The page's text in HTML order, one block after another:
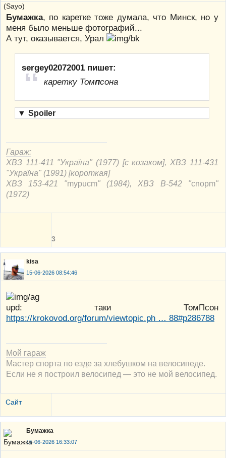
Бумажка, по каретке тоже думала, что Минск, но у
меня было меньше фотографий...
А тут, оказывается, Урал
sergey02072001 пишет:
каретку Томпсона
▼ Spoiler
Гараж:
ХВЗ 111-411 "Україна" (1977) [с козаком], ХВЗ 111-431
"Україна" (1991) [короткая]
ХВЗ 153-421 "mypucm" (1984), ХВЗ В-542 "cnорm"
(1972)
3
kisa
15-06-2026 08:54:46
upd: таки ТомПсон
https://krokovod.org/forum/viewtopic.ph … 88#p286788
Мой гараж
Мастер спорта по езде за хлебушком на велосипеде.
Если не я построил велосипед — это не мой велосипед.
Сайт
Бумажка
15-06-2026 16:33:07